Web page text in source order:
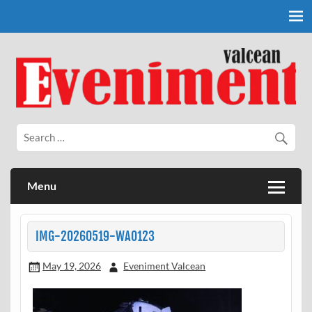
Eveniment Valcean
Menu
IMG-20260519-WA0123
May 19, 2026 Eveniment Valcean